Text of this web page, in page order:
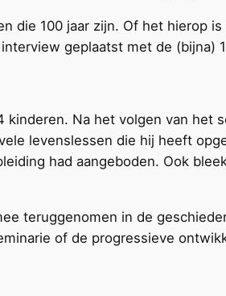
die 100 jaar zijn. Of het hierop
geplaatst met de (bijna)
Na het volgen van het
levenslessen die hij heeft
had aangeboden. Ook
teruggenomen in de
of de progressieve